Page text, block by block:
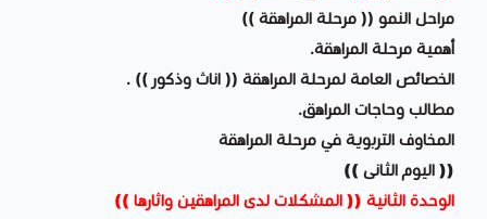
مراحل النمو (( مرحلة المراهقة ))
أهمية مرحلة المراهقة.
الخصائص العامة لمرحلة المراهقة (( اناث وذكور )) .
مطالب وحاجات المراهق.
المخاوف التربوية في مرحلة المراهقة
(( اليوم الثانى ))
الوحدة الثانية (( المشكلات لدى المراهقين واثارها ))